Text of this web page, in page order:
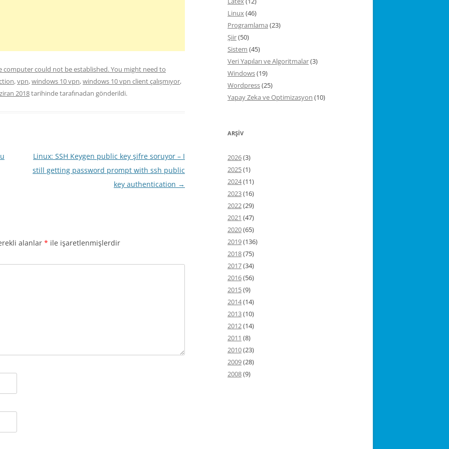
could not be established. You might need to
,vpn,windows 10 vpn,windows 10 vpn client çalışmıyor,
2018tarihindetarafınadan gönderildi.
Linux: SSH Keygen public key şifre soruyor – I
still getting password prompt with ssh public
key authentication →
alanlar * ile işaretlenmişlerdir
Linux(46)
Programlama (23)
Şiir(50)
Sistem (45)
Veri Yapıları ve Algoritmalar(3)
Windows(19)
Wordpress(25)
Yapay Zeka ve Optimizasyon (10)
ARŞIV
2026(3)
2025(1)
2024(11)
2023(16)
2022(29)
2021 (47)
2020(65)
2019(136)
2018(75)
2017(34)
2016(56)
2015(9)
2014(14)
2013(10)
2012(14)
2011 (8)
2010(23)
2009(28)
2008(9)